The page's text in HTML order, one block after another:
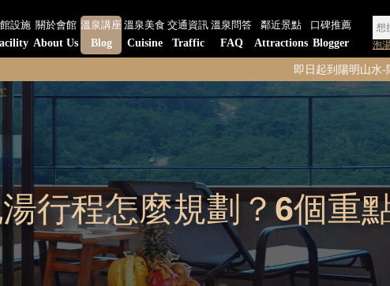
設施 關於會館
About Us
溫泉講座
Blog
溫泉美食
Cuisine
交通資訊
Traffic
溫泉問答
FAQ
鄰近景點
Attractions
口碑推薦
Blogger
泡
即日起到陽明山水-陽明閣餐廳
行程怎麼規劃？6個重